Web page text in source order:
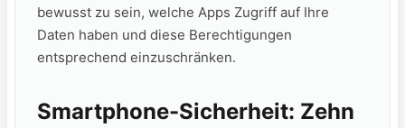
bewusst zu sein, welche Apps Zugriff auf Ihre
Daten haben und diese Berechtigungen
entsprechend einzuschränken.
Smartphone-Sicherheit: Zehn